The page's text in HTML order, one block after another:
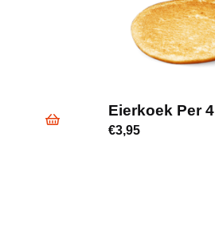
Eierkoek Per 4
€3,95